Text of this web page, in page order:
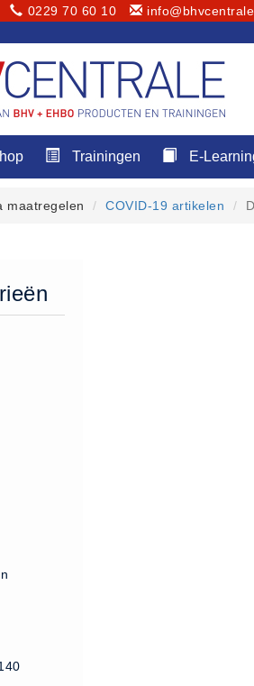
0229 70 60 10
Trainingen E-
maatregelen COVID-19 artikelen